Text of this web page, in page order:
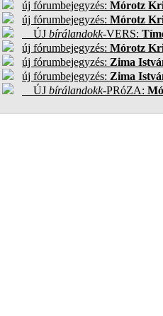
új fórumbejegyzés: Mórotz
új fórumbejegyzés: Mórotz
ÚJ bírálandokk-VERS:
új fórumbejegyzés: Mórotz
új fórumbejegyzés: Zima
új fórumbejegyzés: Zima
ÚJ bírálandokk-PRóZA: